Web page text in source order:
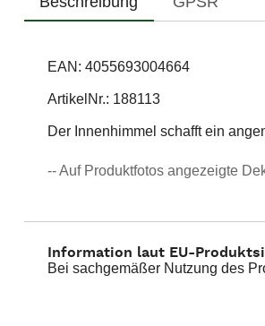
EAN: 4055693004664
ArtikelNr.: 188113
Der Innenhimmel schafft ein
-- Auf Produktfotos angezeigte
Information laut EU-
Bei sachgemäßer Nutzung des